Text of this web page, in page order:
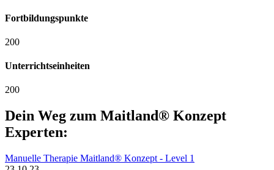
Fortbildungspunkte
200
Unterrichtseinheiten
200
Dein Weg zum Maitland® Konzept
Experten:
Manuelle Therapie Maitland® Konzept - Level 1